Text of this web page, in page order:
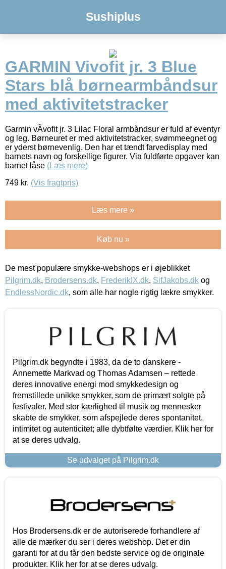
Sushiplus
GARMIN Vivofit jr. 3 Blue
Stars blå børnearmbåndsur
med aktivitetstracker
Garmin vÃ­vofit jr. 3 Lilac Floral armbåndsur er fuld af eventyr
og leg. Børneuret er med aktivitetstracker, svømmeegnet og
er yderst børnevenlig. Den har et tændt farvedisplay med
barnets navn og forskellige figurer. Via fuldførte opgaver kan
barnet låse (Læs mere)
749 kr. (Vis fragtpris)
Læs mere »
Køb nu »
De mest populære smykke-webshops er i øjeblikket
Pilgrim.dk, Brodersens.dk, FrederikIX.dk, SifJakobs.dk og
EndlessNordic.dk, som alle har nogle rigtig lækre smykker.
Pilgrim.dk begyndte i 1983, da de to danskere -
Annemette Markvad og Thomas Adamsen – rettede
deres innovative energi mod smykkedesign og
fremstillede unikke smykker, som de primært solgte på
festivaler. Med stor kærlighed til musik og mennesker
skabte de smykker, som afspejlede deres spontanitet,
intimitet og autenticitet; alle dybtfølte værdier. Klik her for
at se deres udvalg.
Se udvalget på Pilgrim.dk
Hos Brodersens.dk er de autoriserede forhandlere af
alle de mærker du ser i deres webshop. Det er din
garanti for at du får den bedste service og de originale
produkter. Klik her for at se deres udvalg.